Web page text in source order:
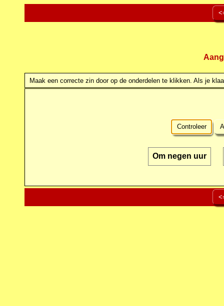
Maak een correcte zin door op de onderdelen te klikken. Als je
Controleer
Om negen uur